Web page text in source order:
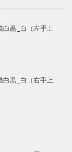
白黒_白（左手上
白黒_白（右手上